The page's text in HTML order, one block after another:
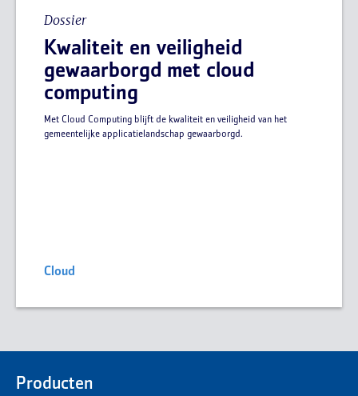
Dossier
Kwaliteit en veiligheid
gewaarborgd met cloud
computing
Met Cloud Computing blijft de kwaliteit en veiligheid van het
gemeentelijke applicatielandschap gewaarborgd.
Cloud
Producten